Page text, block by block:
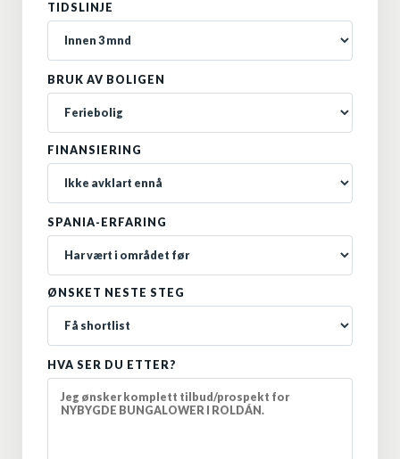
TIDSLINJE
BRUK AV BOLIGEN
FINANSIERING
SPANIA-ERFARING
ØNSKET NESTE STEG
HVA SER DU ETTER?